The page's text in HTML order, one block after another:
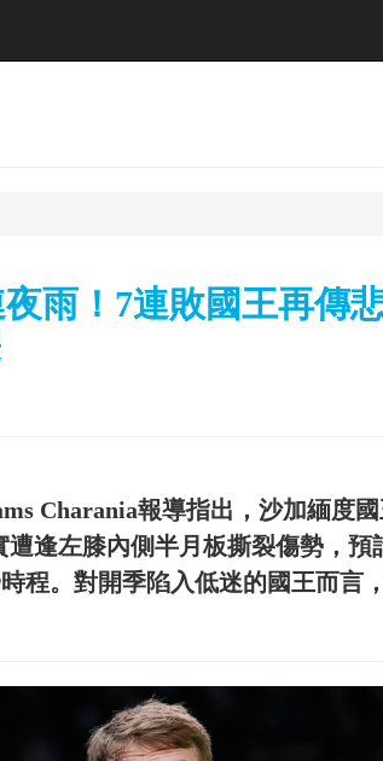
雨！7連敗國王再傳
Charania報導指出，沙加緬度
遭逢左膝內側半月板撕裂傷勢，
程。對開季陷入低迷的國王而言